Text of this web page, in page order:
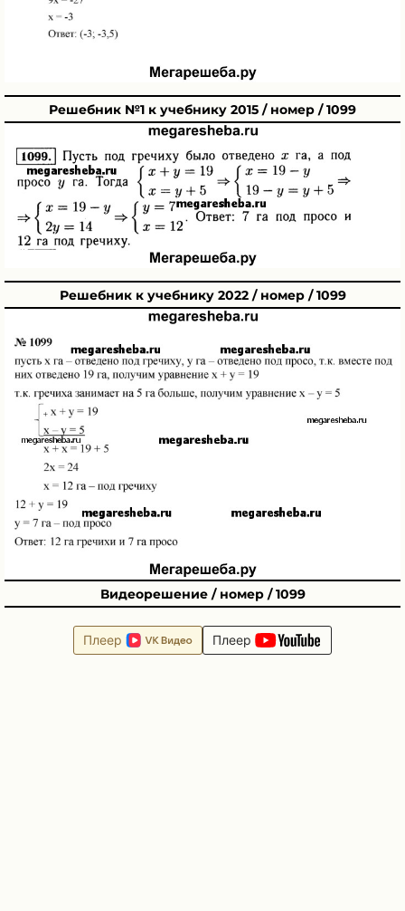
Решебник №1 к учебнику 2015 / номер / 1099
Решебник к учебнику 2022 / номер / 1099
Видеорешение / номер / 1099
Плеер Плеер